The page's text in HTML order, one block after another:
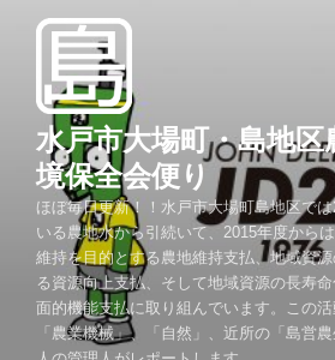
水戸市大場町・島地区
境保全会便り
ほぼ毎日更新！！水戸市大場町島地区で
いる農地水から引続いて、2015年度から
維持を目的とする農地維持支払、地域資
る資源向上支払、そして地域資源の長寿
面的機能支払に取り組んでいます。この
「農業機械」、「自然」、近所の「島営